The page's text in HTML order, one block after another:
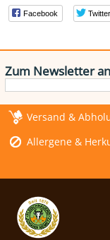
Facebook Twitter
Zum Newsletter
Versand &
Allergene &